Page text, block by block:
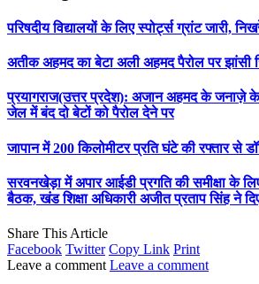
परिषदीय विद्यालयों के लिए स्पोर्ट्स ग्रांट जारी,
अतीक अहमद का बेटा अली अहमद पैरोल पर झांसी
प्रयागराज(उत्तर प्रदेश): अजान अहमद के जनाज़े
जेल में बंद दो बेटों को पैरोल देने पर
जापान में 200 किलोमीटर प्रति घंटे की रफ्तार से
सरवनखेड़ा में अपार आईडी प्रगति की समीक्षा के
बैठक, खंड शिक्षा अधिकारी अजीत प्रताप सिंह ने
Share This Article
Facebook Twitter Copy Link Print
Leave a comment Leave a comment